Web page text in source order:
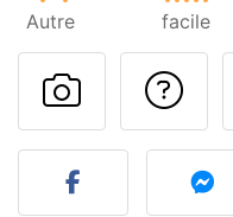
Autre facile
Publier